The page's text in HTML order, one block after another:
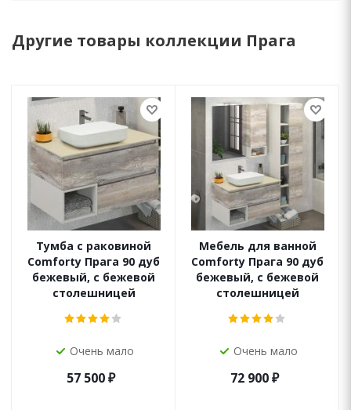
Другие товары коллекции Прага
Тумба с раковиной
Comforty Прага 90 дуб
бежевый, с бежевой
столешницей
Очень мало
57 500₽
Мебель для ванной
Comforty Прага 90 дуб
бежевый, с бежевой
столешницей
Очень мало
72 900₽